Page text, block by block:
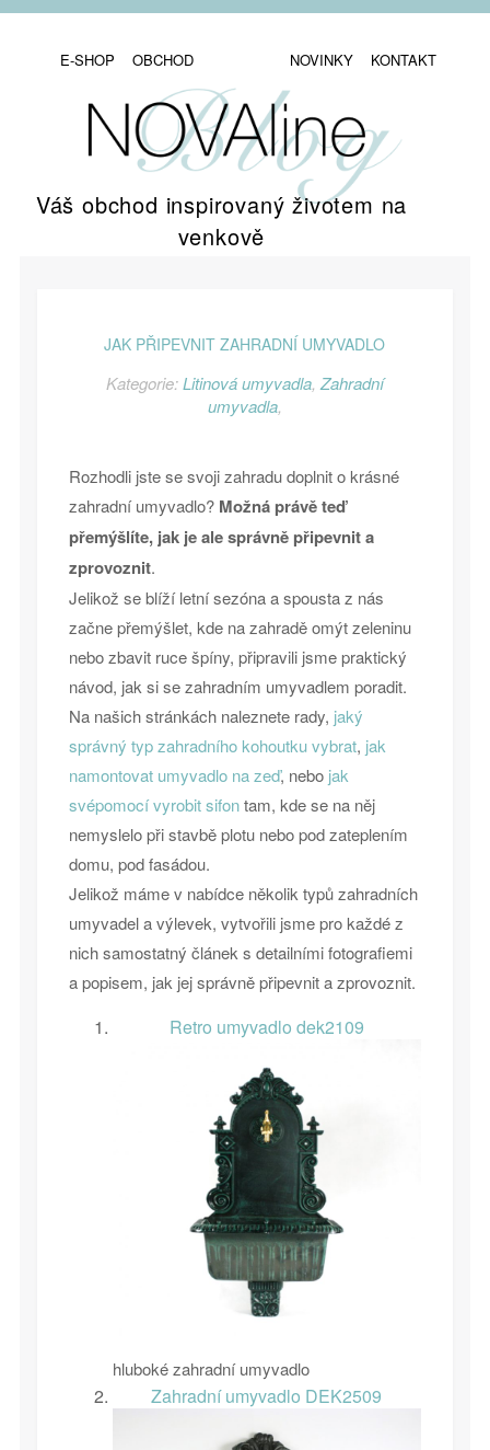
E-SHOP OBCHOD NOVINKY KONTAKT
Váš obchod inspirovaný životem na
venkově
JAK PŘIPEVNIT ZAHRADNÍ UMYVADLO
Kategorie:Litinová umyvadla, Zahradní
umyvadla,
Rozhodli jste se svoji zahradu doplnit o krásné
zahradní umyvadlo? Možná právě teď
přemýšlíte, jak je ale správně připevnit a
zprovoznit.
Jelikož se blíží letní sezóna a spousta z nás
začne přemýšlet, kde na zahradě omýt zeleninu
nebo zbavit ruce špíny, připravili jsme praktický
návod, jak si se zahradním umyvadlem poradit.
Na našich stránkách naleznete rady, jaký
správný typ zahradního kohoutku vybrat, jak
namontovat umyvadlo na zeď, nebo jak
svépomocí vyrobit sifontam, kde se na něj
nemyslelo při stavbě plotu nebo pod zateplením
domu, pod fasádou.
Jelikož máme v nabídce několik typů zahradních
umyvadel a výlevek, vytvořili jsme pro každé z
nich samostatný článek s detailními fotografiemi
a popisem, jak jej správně připevnit a zprovoznit.
Retro umyvadlo dek2109
hluboké zahradní umyvadlo
Zahradní umyvadlo DEK2509